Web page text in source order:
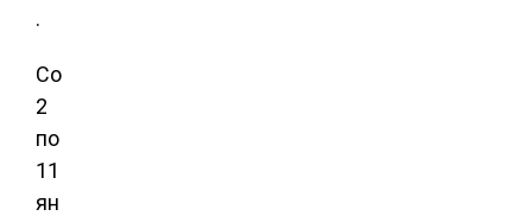
.
Со
2
по
11
ян